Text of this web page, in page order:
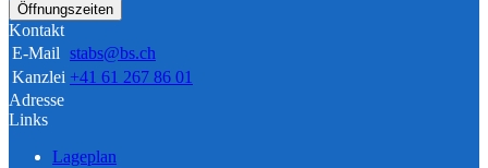
Öffnungszeiten
Kontakt
E-Mail stabs@bs.ch
Kanzlei +41 61 267 86 01
Adresse
Links
Lageplan